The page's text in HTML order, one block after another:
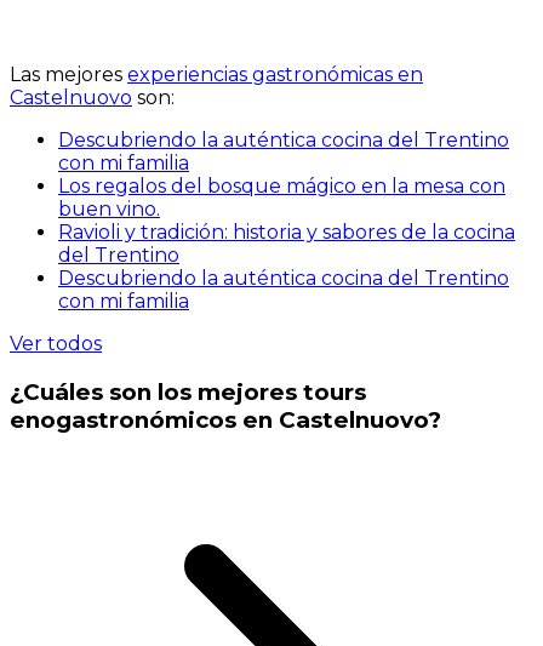
Las mejores experiencias gastronómicas en
Castelnuovo son:
Descubriendo la auténtica cocina del Trentino
con mi familia
Los regalos del bosque mágico en la mesa con
buen vino.
Ravioli y tradición: historia y sabores de la cocina
del Trentino
Descubriendo la auténtica cocina del Trentino
con mi familia
Ver todos
¿Cuáles son los mejores tours
enogastronómicos en Castelnuovo?